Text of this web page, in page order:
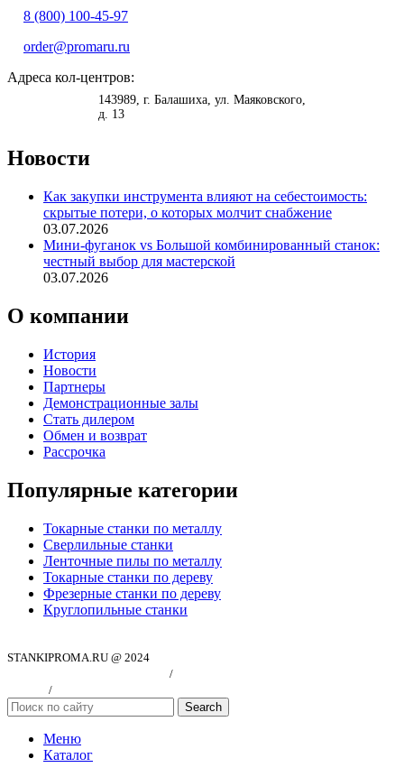
8 (800) 100-45-97
order@promaru.ru
Адреса кол-центров:
143989 , г. Балашиха ул. Маяковского,
д. 13
Новости
Как закупки инструмента влияют на себестоимость:
скрытые потери, о которых молчит снабжение
03.07.2026
Мини-фуганок vs Большой комбинированный станок:
честный выбор для мастерской
03.07.2026
О компании
История
Новости
Партнеры
Демонстрационные залы
Стать дилером
Обмен и возврат
Рассрочка
Популярные категории
Токарные станки по металлу
Сверлильные станки
Ленточные пилы по металлу
Токарные станки по дереву
Фрезерные станки по дереву
Круглопильные станки
STANKIPROMA.RU @ 2024
/
/
Search
Меню
Каталог